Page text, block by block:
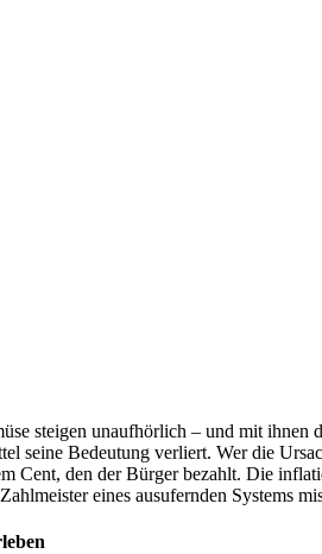
steigen unaufhörlich – und mit
seine Bedeutung verliert. Wer die
Cent, den der Bürger bezahlt. Die
eines ausufernden Systems